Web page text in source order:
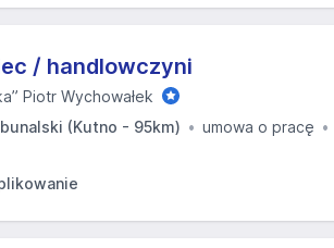
/ handlowczyni
Piotr Wychowałek
(Kutno - 95km)
umowa o pracę